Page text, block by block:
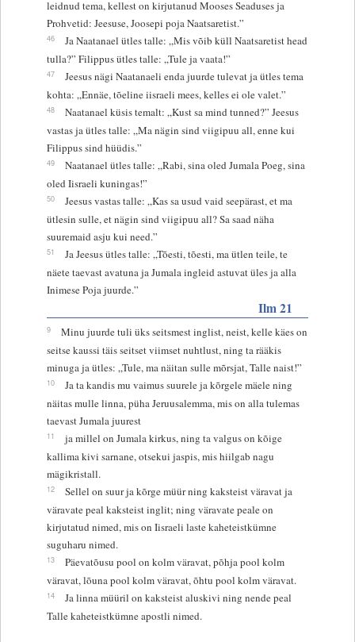
leidnud tema, kellest on kirjutanud Mooses Seaduses ja
Prohvetid: Jeesuse, Joosepi poja Naatsaretist.”
46
Ja Naatanael ütles talle: „Mis võib küll Naatsaretist head
tulla?” Filippus ütles talle: „Tule ja vaata!”
47
Jeesus nägi Naatanaeli enda juurde tulevat ja ütles tema
kohta: „Ennäe, tõeline iisraeli mees, kelles ei ole valet.”
48
Naatanael küsis temalt: „Kust sa mind tunned?” Jeesus
vastas ja ütles talle: „Ma nägin sind viigipuu all, enne kui
Filippus sind hüüdis.”
49
Naatanael ütles talle: „Rabi, sina oled Jumala Poeg, sina
oled Iisraeli kuningas!”
50
Jeesus vastas talle: „Kas sa usud vaid seepärast, et ma
ütlesin sulle, et nägin sind viigipuu all? Sa saad näha
suuremaid asju kui need.”
51
Ja Jeesus ütles talle: „Tõesti, tõesti, ma ütlen teile, te
näete taevast avatuna ja Jumala ingleid astuvat üles ja alla
Inimese Poja juurde.”
Ilm 21
9
Minu juurde tuli üks seitsmest inglist, neist, kelle käes on
seitse kaussi täis seitset viimset nuhtlust, ning ta rääkis
minuga ja ütles: „Tule, ma näitan sulle mõrsjat, Talle naist!”
10
Ja ta kandis mu vaimus suurele ja kõrgele mäele ning
näitas mulle linna, püha Jeruusalemma, mis on alla tulemas
taevast Jumala juurest
11
ja millel on Jumala kirkus, ning ta valgus on kõige
kallima kivi sarnane, otsekui jaspis, mis hiilgab nagu
mägikristall.
12
Sellel on suur ja kõrge müür ning kaksteist väravat ja
väravate peal kaksteist inglit; ning väravate peale on
kirjutatud nimed, mis on Iisraeli laste kaheteistkümne
suguharu nimed.
13
Päevatõusu pool on kolm väravat, põhja pool kolm
väravat, lõuna pool kolm väravat, õhtu pool kolm väravat.
14
Ja linna müüril on kaksteist aluskivi ning nende peal
Talle kaheteistkümne apostli nimed.